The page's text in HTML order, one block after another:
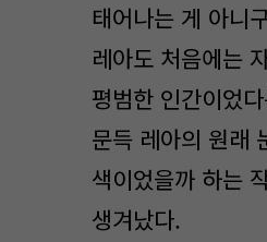
태어나는 게 아니
레아도 처음에는
평범한 인간이었
문득 레아의 원래
색이었을까 하는
생겨났다.